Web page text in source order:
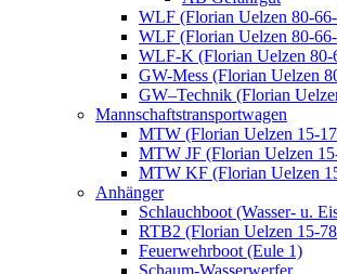
WLF (Florian Uelzen 80-
WLF (Florian Uelzen 80-
WLF-K (Florian Uelzen 80-
GW-Mess (Florian Uelzen
GW–Technik (Florian
Mannschaftstransportwagen
MTW (Florian Uelzen 15-
MTW JF (Florian Uelzen
MTW KF (Florian Uelzen
Anhänger
Schlauchboot (Wasser- u.
RTB2 (Florian Uelzen 15-
Feuerwehrboot (Eule 1)
Schaum-Wasserwerfer